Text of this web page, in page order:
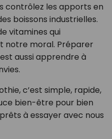
contrôlez les apports en
boissons industrielles.
vitamines qui
notre moral. Préparer
aussi apprendre à
c’est simple, rapide,
bien-être pour bien
à essayer avec nous